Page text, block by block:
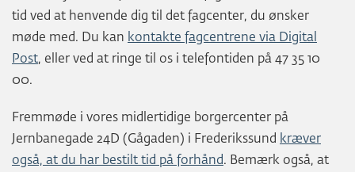
tid ved at henvende dig til det fagcenter, du ønsker
møde med. Du kan kontakte fagcentrene via Digital
Post, eller ved at ringe til os i telefontiden på 47 35 10
00.
Fremmøde i vores midlertidige borgercenter på
Jernbanegade 24D (Gågaden) i Frederikssund kræver
også, at du har bestilt tid på forhånd. Bemærk også, at